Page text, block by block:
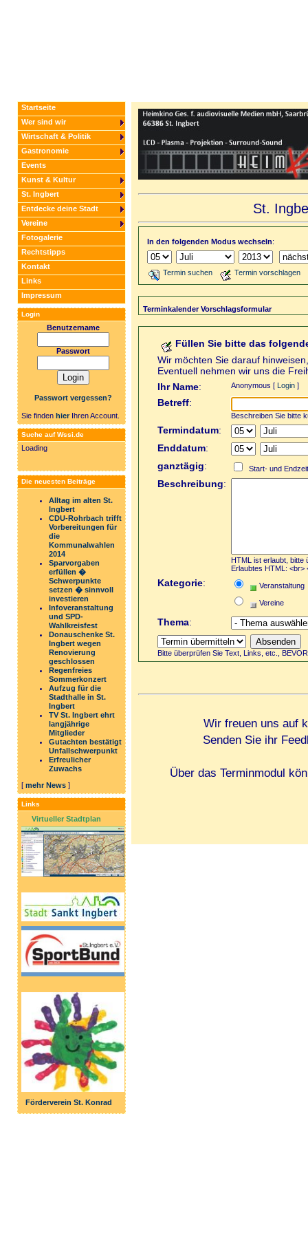
Login
Benutzername
Passwort
Passwort vergessen?
Sie finden hierIhren Account.
Suche auf Wssi.de
Loading
Die neuesten Beiträge
Alltag im alten St.
Ingbert
CDU-Rohrbach trifft
Vorbereitungen für
die
Kommunalwahlen
2014
Sparvorgaben
erfüllen �
Schwerpunkte
setzen � sinnvoll
investieren
Infoveranstaltung
und SPD-
Wahlkreisfest
Donauschenke St.
Ingbert wegen
Renovierung
geschlossen
Regenfreies
Sommerkonzert
Aufzug für die
Stadthalle in St.
Ingbert
TV St. Ingbert ehrt
langjährige
Mitglieder
Gutachten bestätigt
Unfallschwerpunkt
Erfreulicher
Zuwachs
[ mehr News ]
Links
Virtueller Stadtplan
Förderverein St. Konrad
St.
In den folgenden Modus wechseln:
Termin suchen Termin vorschlagen
Terminkalender Vorschlagsformular
Füllen Sie bitte das
Wir möchten Sie darauf
Eventuell nehmen wir uns die
Ihr Name: Anonymous [Login ]
Betreff:
Beschreiben Sie bitte
Termindatum:
Enddatum:
ganztägig: Start- und
Beschreibung:
HTML ist erlaubt, bitte
Erlaubtes HTML: <br>
Kategorie: Veranstaltung
Vereine
Thema:
Bitte überprüfen Sie Text, Links, etc.,
Wir freuen uns auf
Senden Sie ihr
Über das Terminmodul
Startseite
Wer sind wir
Wirtschaft & Politik
Gastronomie
Events
Kunst & Kultur
St. Ingbert
Entdecke deine Stadt
Vereine
Fotogalerie
Rechtstipps
Kontakt
Links
Impressum